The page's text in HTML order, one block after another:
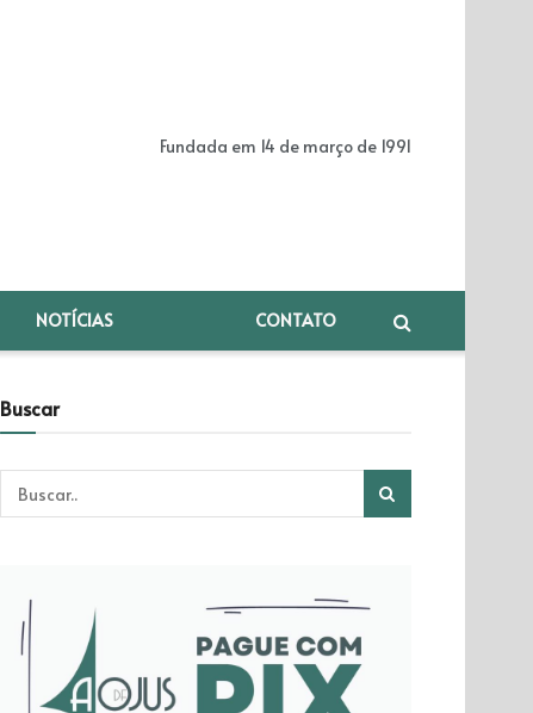
Fundada em 14 de março de 1991
NOTÍCIAS CONTATO
Buscar